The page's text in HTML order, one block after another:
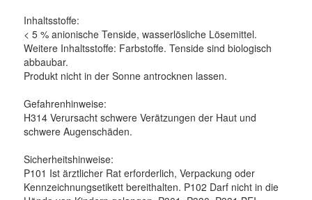
Inhaltsstoffe:
< 5 % anionische Tenside, wasserlösliche Lösemittel.
Weitere Inhaltsstoffe: Farbstoffe. Tenside sind biologisch
abbaubar.
Produkt nicht in der Sonne antrocknen lassen.
Gefahrenhinweise:
H314 Verursacht schwere Verätzungen der Haut und
schwere Augenschäden.
Sicherheitshinweise:
P101 Ist ärztlicher Rat erforderlich, Verpackung oder
Kennzeichnungsetikett bereithalten. P102 Darf nicht in die